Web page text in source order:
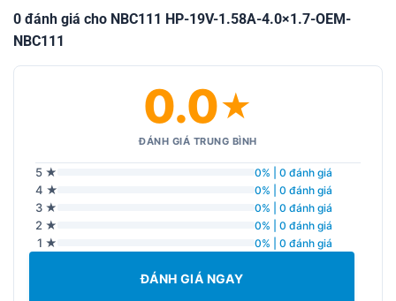
0 đánh giá cho NBC111 HP-19V-1.58A-4.0×1.7-OEM-
NBC111
0.0★
ĐÁNH GIÁ TRUNG BÌNH
5 ★ 0% | 0 đánh giá
4 ★ 0% | 0 đánh giá
3 ★ 0% | 0 đánh giá
2 ★ 0% | 0 đánh giá
1 ★ 0% | 0 đánh giá
ĐÁNH GIÁ NGAY